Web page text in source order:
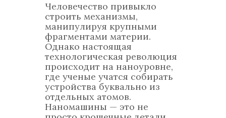
Человечество привыкло
строить механизмы,
манипулируя крупными
фрагментами материи.
Однако настоящая
технологическая революция
происходит на наноуровне,
где ученые учатся собирать
устройства буквально из
отдельных атомов.
Наномашины — это не